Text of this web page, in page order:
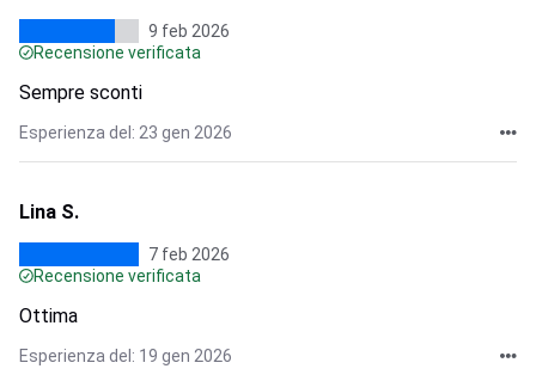
9 feb 2026
Recensione verificata
Sempre sconti
Esperienza del: 23 gen 2026
Lina S.
7 feb 2026
Recensione verificata
Ottima
Esperienza del: 19 gen 2026